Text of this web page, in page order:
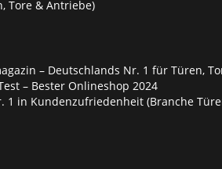
Tore & Antriebe)
– Deutschlands Nr. 1 für Türen,
– Bester Onlineshop 2024
1 in Kundenzufriedenheit (Branche